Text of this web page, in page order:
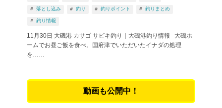
落とし込み 釣り 釣りポイント 釣りまとめ
釣り情報
11月30日 大磯港 カサゴ サビキ釣り｜大磯港釣り情報 大磯ホ
ームでお昼ご飯を食べ。国府津でいただいたイナダの処理
を……
動画も公開中！